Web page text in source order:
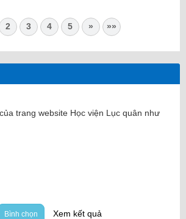
2 3 4 5 » »»
trang website Học viện Lục quân như
Bình chọn Xem kết quả